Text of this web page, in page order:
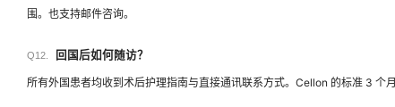
围。也支持邮件咨询。
Q12. 回国后如何随访？
所有外国患者均收到术后护理指南与直接通讯联系方式。Cellon 的标准 3 个